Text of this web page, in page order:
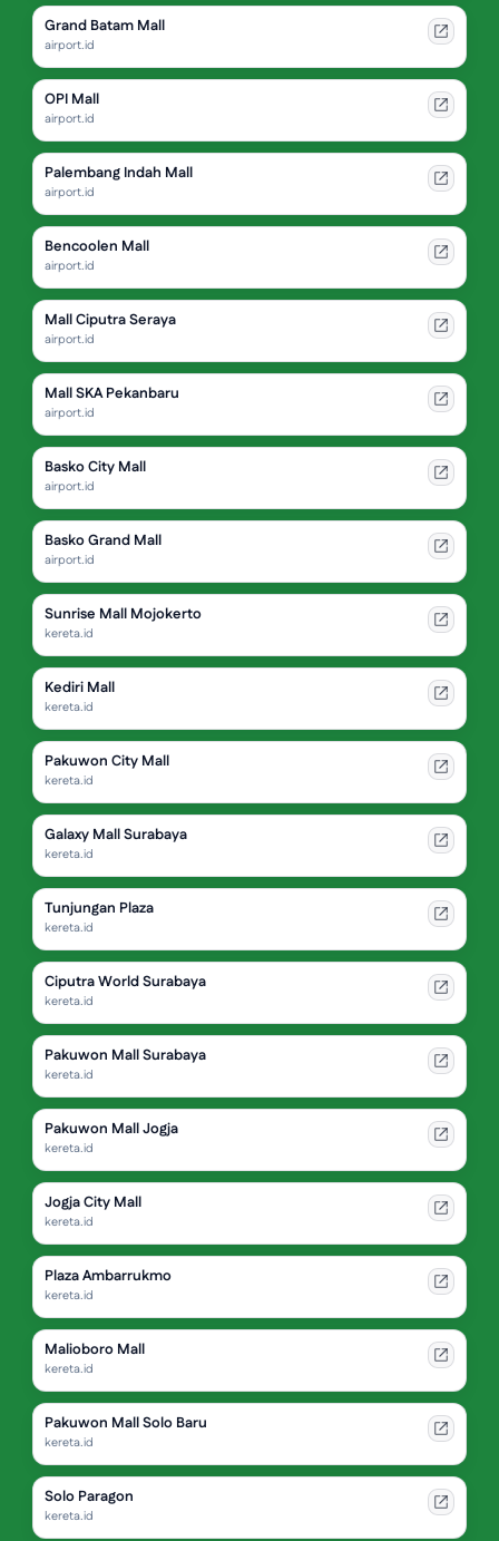
Grand Batam Mall
airport.id
OPI Mall
airport.id
Palembang Indah Mall
airport.id
Bencoolen Mall
airport.id
Mall Ciputra Seraya
airport.id
Mall SKA Pekanbaru
airport.id
Basko City Mall
airport.id
Basko Grand Mall
airport.id
Sunrise Mall Mojokerto
kereta.id
Kediri Mall
kereta.id
Pakuwon City Mall
kereta.id
Galaxy Mall Surabaya
kereta.id
Tunjungan Plaza
kereta.id
Ciputra World Surabaya
kereta.id
Pakuwon Mall Surabaya
kereta.id
Pakuwon Mall Jogja
kereta.id
Jogja City Mall
kereta.id
Plaza Ambarrukmo
kereta.id
Malioboro Mall
kereta.id
Pakuwon Mall Solo Baru
kereta.id
Solo Paragon
kereta.id